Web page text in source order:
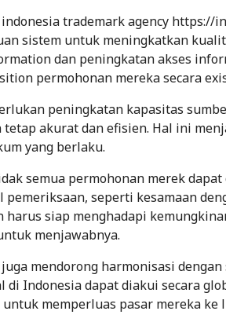
trademark agency
sistem untuk meningkatkan
dan peningkatan akses
permohonan mereka secara
peningkatan kapasitas
akurat dan efisien. Hal ini
yang berlaku.
semua permohonan merek
seperti kesamaan
harus siap menghadapi
menjawabnya.
mendorong harmonisasi
di Indonesia dapat diakui secara
memperluas pasar mereka